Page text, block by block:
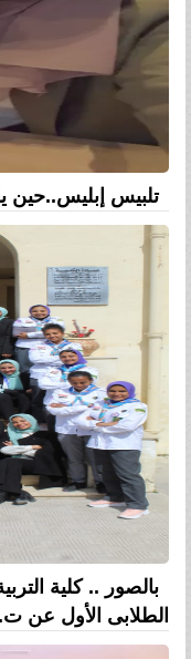
تلبيس إبليس..حين
بالصور .. كلية
الطلابى الأول عن